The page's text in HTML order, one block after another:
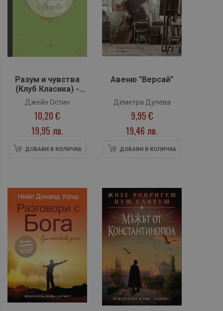
Разум и чувства
(Клуб Класика) -
лукс
Джейн Остин
10,20 €
19,95 лв.
ДОБАВИ В КОЛИЧКА
Авеню "Версай"
Деметра Дулева
9,95 €
19,46 лв.
ДОБАВИ В КОЛИЧКА